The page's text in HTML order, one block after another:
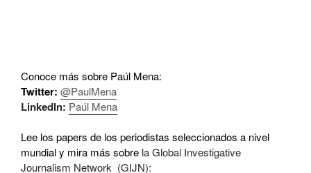
Conoce más sobre Paúl Mena:
Twitter: @PaulMena
LinkedIn: Paúl Mena
Lee los papers de los periodistas seleccionados a nivel
mundial y mira más sobre la Global Investigative
Journalism Network (GIJN):